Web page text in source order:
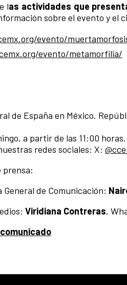
las actividades que
sobre el evento y el
evento/
evento/metamorfilia/
de España en México.
a partir de las 11:00 horas.
redes sociales: X:
prensa:
General de Comunicación:
Viridiana Contreras,